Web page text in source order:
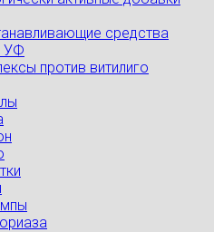
средства
УФ
против витилиго